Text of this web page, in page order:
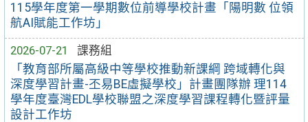
115學年度第一學期數位前導學校計畫「陽明數 位領
航AI賦能工作坊」
2026-07-21
課務組
「教育部所屬高級中等學校推動新課綱 跨域轉化與
深度學習計畫-丕易BE虛擬學校」計畫團隊辦 理114
學年度臺灣EDL學校聯盟之深度學習課程轉化暨評量
設計工作坊